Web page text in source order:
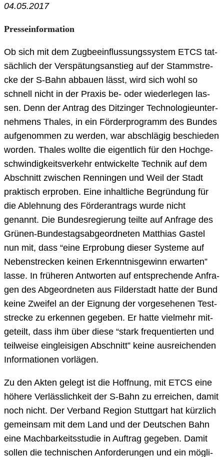
04.05.2017
Pres­se­infor­ma­ti­on
Ob sich mit dem Zug­be­ein­flus­sungs­sys­tem ETCS tat­
säch­lich der Ver­spä­tungs­an­stieg auf der Stamm­stre­
cke der S‑Bahn abbau­en lässt, wird sich wohl so
schnell nicht in der Pra­xis be- oder wie­der­le­gen las­
sen. Denn der Antrag des Dit­zin­ger Tech­no­lo­gie­un­ter­
neh­mens Tha­les, in ein För­der­pro­gramm des Bun­des
auf­ge­nom­men zu wer­den, war abschlä­gig beschie­den
wor­den. Tha­les woll­te die eigent­lich für den Hoch­ge­
schwin­dig­keits­ver­kehr ent­wi­ckel­te Tech­nik auf dem
Abschnitt zwi­schen Renn­in­gen und Weil der Stadt
prak­tisch erpro­ben. Eine inhalt­li­che Begrün­dung für
die Ableh­nung des För­der­an­trags wur­de nicht
genannt. Die Bun­des­re­gie­rung teil­te auf Anfra­ge des
Grü­nen-Bun­des­tags­ab­ge­ord­ne­ten Mat­thi­as Gastel
nun mit, dass “eine Erpro­bung die­ser Sys­te­me auf
Neben­stre­cken kei­nen Erkennt­nis­ge­winn erwar­ten”
las­se. In frü­he­ren Ant­wor­ten auf ent­spre­chen­de Anfra­
gen des Abge­ord­ne­ten aus Fil­der­stadt hat­te der Bund
kei­ne Zwei­fel an der Eig­nung der vor­ge­se­he­nen Test­
stre­cke zu erken­nen gege­ben. Er hat­te viel­mehr mit­
ge­teilt, dass ihm über die­se “stark fre­quen­tier­ten und
teil­wei­se ein­glei­si­gen Abschnitt” kei­ne aus­rei­chen­den
Infor­ma­tio­nen vor­lä­gen.
Zu den Akten gelegt ist die Hoff­nung, mit ETCS eine
höhe­re Ver­läss­lich­keit der S‑Bahn zu errei­chen, damit
noch nicht. Der Ver­band Regi­on Stutt­gart hat kürz­lich
gemein­sam mit dem Land und der Deut­schen Bahn
eine Mach­bar­keits­stu­die in Auf­trag gege­ben. Damit
sol­len die tech­ni­schen Anfor­de­run­gen und ein mög­li­